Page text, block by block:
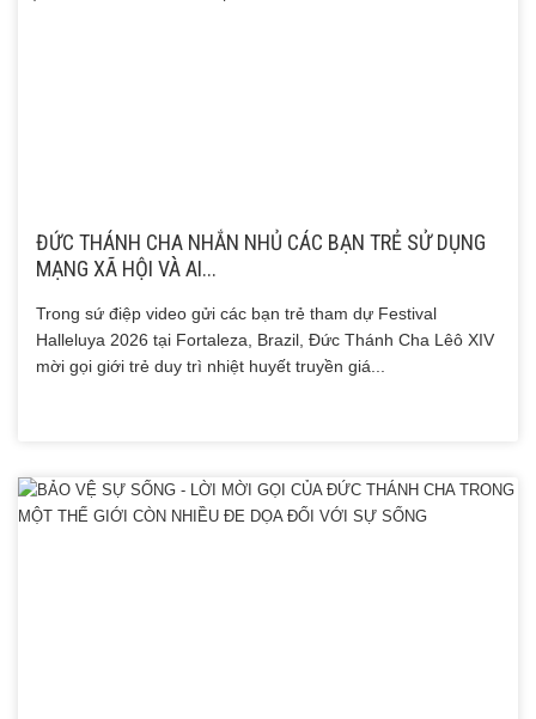
ĐỨC THÁNH CHA NHẮN NHỦ CÁC BẠN TRẺ SỬ DỤNG
MẠNG XÃ HỘI VÀ AI...
Trong sứ điệp video gửi các bạn trẻ tham dự Festival
Halleluya 2026 tại Fortaleza, Brazil, Đức Thánh Cha Lêô XIV
mời gọi giới trẻ duy trì nhiệt huyết truyền giá...